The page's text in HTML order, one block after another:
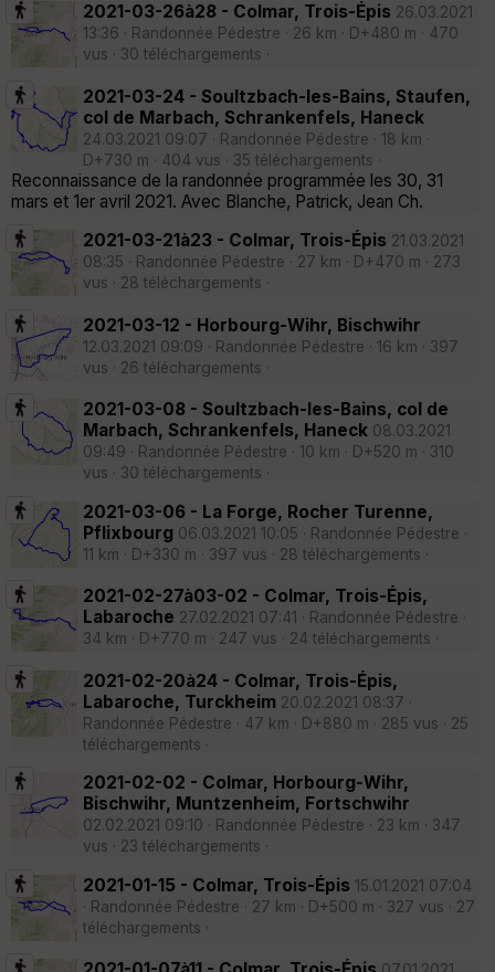
2021-03-26à28 - Colmar, Trois-Épis 26.03.2021
13:36 · Randonnée Pédestre · 26 km · D+480 m · 470
vus · 30 téléchargements ·
2021-03-24 - Soultzbach-les-Bains, Staufen,
col de Marbach, Schrankenfels, Haneck
24.03.2021 09:07 · Randonnée Pédestre · 18 km ·
D+730 m · 404 vus · 35 téléchargements ·
Reconnaissance de la randonnée programmée les 30, 31
mars et 1er avril 2021. Avec Blanche, Patrick, Jean Ch.
2021-03-21à23 - Colmar, Trois-Épis 21.03.2021
08:35 · Randonnée Pédestre · 27 km · D+470 m · 273
vus · 28 téléchargements ·
2021-03-12 - Horbourg-Wihr, Bischwihr
12.03.2021 09:09 · Randonnée Pédestre · 16 km · 397
vus · 26 téléchargements ·
2021-03-08 - Soultzbach-les-Bains, col de
Marbach, Schrankenfels, Haneck 08.03.2021
09:49 · Randonnée Pédestre · 10 km · D+520 m · 310
vus · 30 téléchargements ·
2021-03-06 - La Forge, Rocher Turenne,
Pflixbourg 06.03.2021 10:05 · Randonnée Pédestre ·
11 km · D+330 m · 397 vus · 28 téléchargements ·
2021-02-27à03-02 - Colmar, Trois-Épis,
Labaroche 27.02.2021 07:41 · Randonnée Pédestre ·
34 km · D+770 m · 247 vus · 24 téléchargements ·
2021-02-20à24 - Colmar, Trois-Épis,
Labaroche, Turckheim 20.02.2021 08:37 ·
Randonnée Pédestre · 47 km · D+880 m · 285 vus · 25
téléchargements ·
2021-02-02 - Colmar, Horbourg-Wihr,
Bischwihr, Muntzenheim, Fortschwihr
02.02.2021 09:10 · Randonnée Pédestre · 23 km · 347
vus · 23 téléchargements ·
2021-01-15 - Colmar, Trois-Épis 15.01.2021 07:04
· Randonnée Pédestre · 27 km · D+500 m · 327 vus · 27
téléchargements ·